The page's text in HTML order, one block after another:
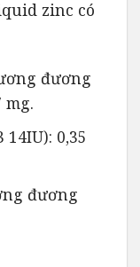
zinc có
đương
mg.
0,35
đương